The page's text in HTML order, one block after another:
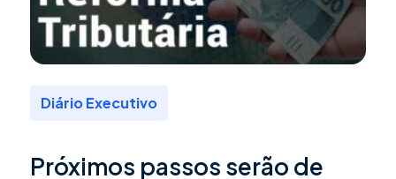
Diário Executivo
Próximos passos serão de